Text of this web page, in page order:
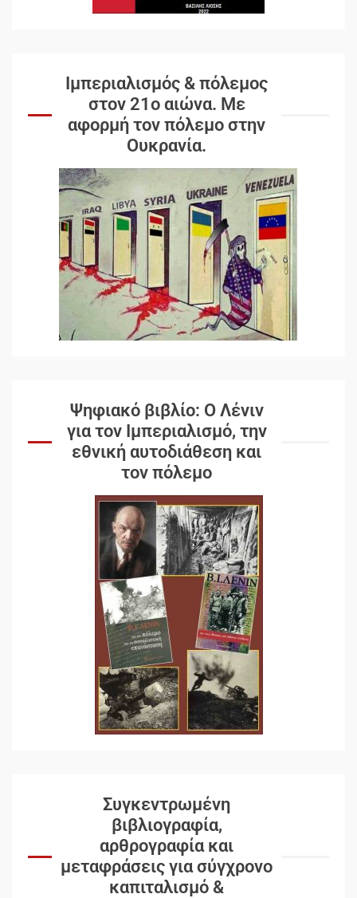
Ιμπεριαλισμός & πόλεμος
στον 21ο αιώνα. Mε
αφορμή τον πόλεμο στην
Ουκρανία.
Ψηφιακό βιβλίο: Ο Λένιν
για τον Ιμπεριαλισμό, την
εθνική αυτοδιάθεση και
τον πόλεμο
Συγκεντρωμένη
βιβλιογραφία,
αρθρογραφία και
μεταφράσεις για σύγχρονο
καπιταλισμό &